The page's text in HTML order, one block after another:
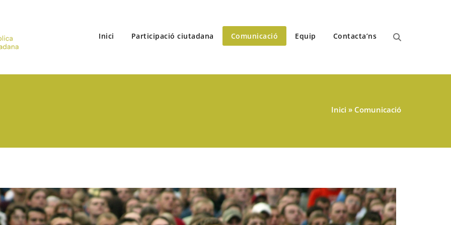
Inici Participació ciutadana Comunicació Equip Contacta’ns
Inici » Comunicació